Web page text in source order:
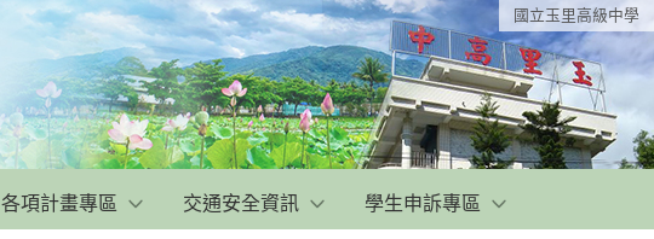
國立玉里高級中學
各項計畫專區 交通安全資訊 學生申訴專區